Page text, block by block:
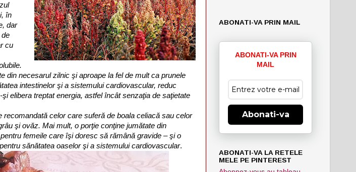
în
dar
de
cu
din necesarul zilnic şi aproape la fel de mult ca prunele
intestinelor şi a sistemului cardiovascular, reduc
elibera treptat energia, astfel încât senzaţia de saţietate
celor care suferă de boala celiacă sau celor
şi ovăz. Mai mult, o porţie conţine jumătate din
femeile care îşi doresc să rămână gravide – şi o
sănătatea oaselor şi a sistemului cardiovascular.
ABONATI-VA PRIN MAIL
ABONATI-VA PRIN
MAIL
Abonati-va
ABONATI-VA LA RETELE
MELE PE PINTEREST